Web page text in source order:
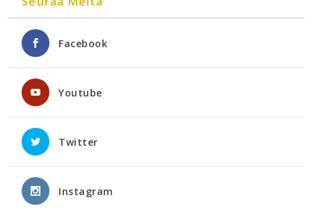
Facebook
Youtube
Twitter
Instagram